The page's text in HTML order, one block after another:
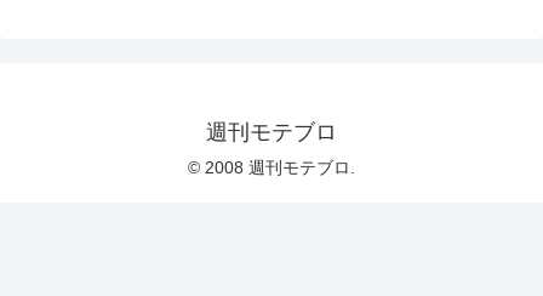
週刊モテブロ
© 2008 週刊モテブロ.